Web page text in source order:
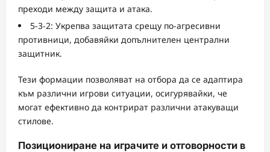
преходи между защита и атака.
5-3-2: Укрепва защитата срещу по-агресивни
противници, добавяйки допълнителен централни
защитник.
Тези формации позволяват на отбора да се адаптира
към различни игрови ситуации, осигурявайки, че
могат ефективно да контрират различни атакуващи
стилове.
Позициониране на играчите и отговорности в